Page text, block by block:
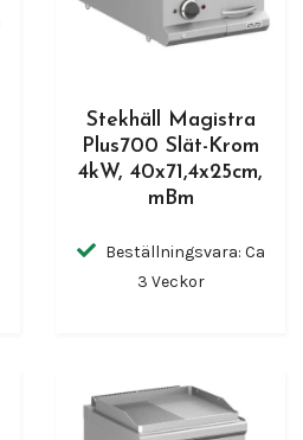
Stekhäll Magistra
Plus700 Slät-Krom
4kW, 40x71,4x25cm,
mBm
Beställningsvara: Ca
3 Veckor